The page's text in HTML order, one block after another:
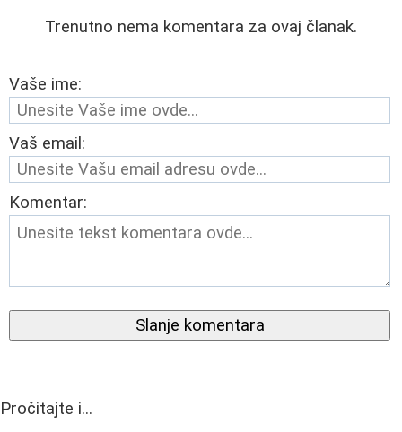
Trenutno nema komentara za ovaj članak.
Vaše ime:
Vaš email:
Komentar:
Slanje komentara
Pročitajte i...